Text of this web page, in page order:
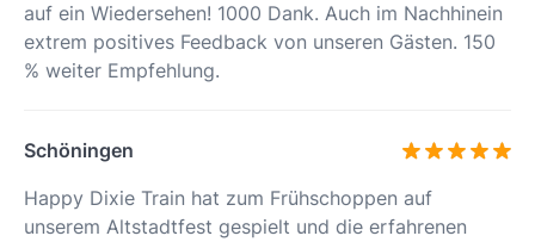
auf ein Wiedersehen! 1000 Dank. Auch im Nachhinein
extrem positives Feedback von unseren Gästen. 150
% weiter Empfehlung.
Schöningen
Happy Dixie Train hat zum Frühschoppen auf
unserem Altstadtfest gespielt und die erfahrenen